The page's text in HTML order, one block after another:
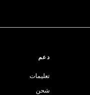
دعم
تعليمات
شحن